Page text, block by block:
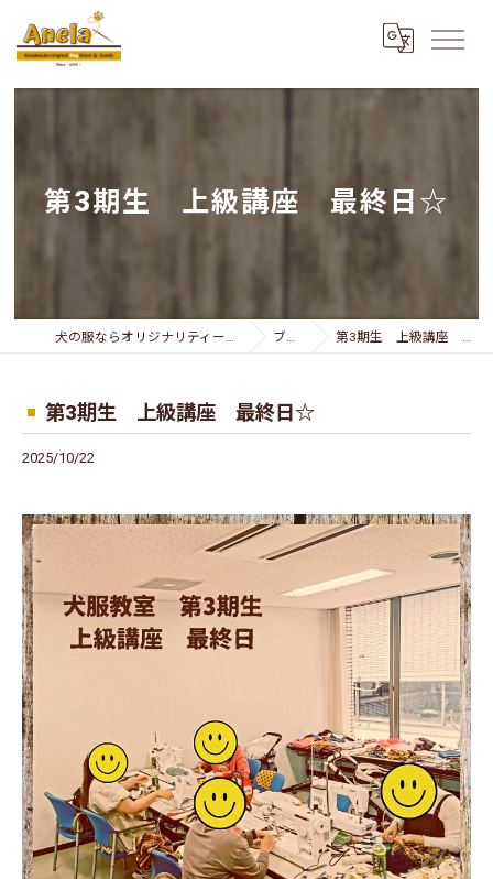
第3期生 上級講座 最終日☆
犬の服ならオリジナリティー溢れるAnela ブログ 第3期生 上級講座 最終日☆
第3期生 上級講座 最終日☆
2025/10/22